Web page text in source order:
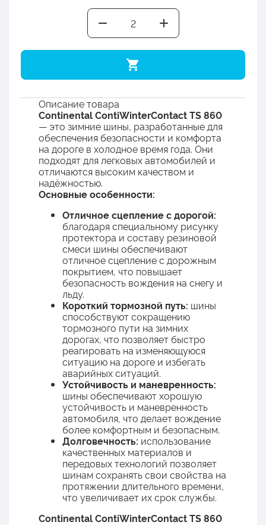
Описание товара
Continental ContiWinterContact TS 860
— это зимние шины, разработанные для
обеспечения безопасности и комфорта
на дороге в холодное время года. Они
подходят для легковых автомобилей и
отличаются высоким качеством и
надёжностью.
Основные особенности:
Отличное сцепление с дорогой:
благодаря специальному рисунку
протектора и составу резиновой
смеси шины обеспечивают
отличное сцепление с дорожным
покрытием, что повышает
безопасность вождения на снегу и
льду.
Короткий тормозной путь: шины
способствуют сокращению
тормозного пути на зимних
дорогах, что позволяет быстро
реагировать на изменяющуюся
ситуацию на дороге и избегать
аварийных ситуаций.
Устойчивость и маневренность:
шины обеспечивают хорошую
устойчивость и маневренность
автомобиля, что делает вождение
более комфортным и безопасным.
Долговечность: использование
качественных материалов и
передовых технологий позволяет
шинам сохранять свои свойства на
протяжении длительного времени,
что увеличивает их срок службы.
Continental ContiWinterContact TS 860